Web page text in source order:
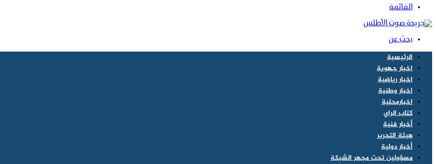
القائمة
بحث عن
الرئيسية
اخبار جهوية
اخبار رياضية
اخبار وطنية
اخبارمحلية
كتاب الراي
أخبار فنية
هيئة التحرير
أخبار دولية
مسؤولين تحت مجهر الشبكة